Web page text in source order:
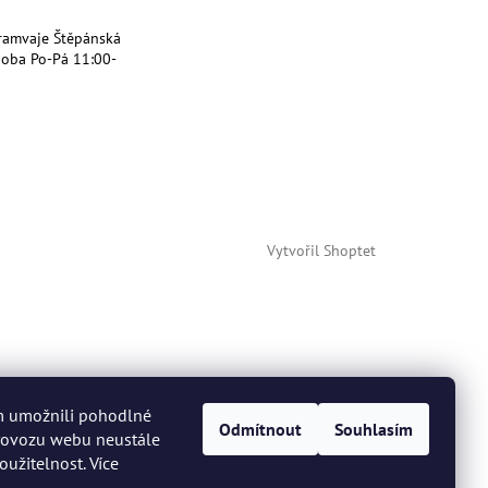
umožnili pohodlné
webu neustále
Více
Odmítnout Souhlasím
Štěpánská
Po-Pá 11:00-
Vytvořil Shoptet